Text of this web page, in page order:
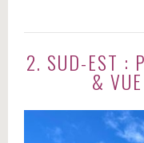
2. SUD-EST :
&